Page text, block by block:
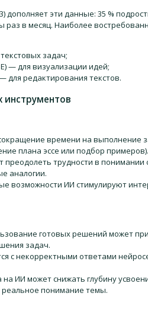
эти данные: 35 %
раз в месяц. Наиболее
задач;
— для визуализации идей;
для редактирования текстов.
инструментов
времени на выполнение
плана эссе или подбор примеров).
трудности в понимании
аналогии.
возможности ИИ стимулируют
готовых решений может
задач.
с некорректными ответами
ИИ может снижать глубину
понимание темы.